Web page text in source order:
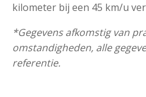
kilometer bij een 45 km/u
*Gegevens afkomstig van
omstandigheden, alle
referentie.